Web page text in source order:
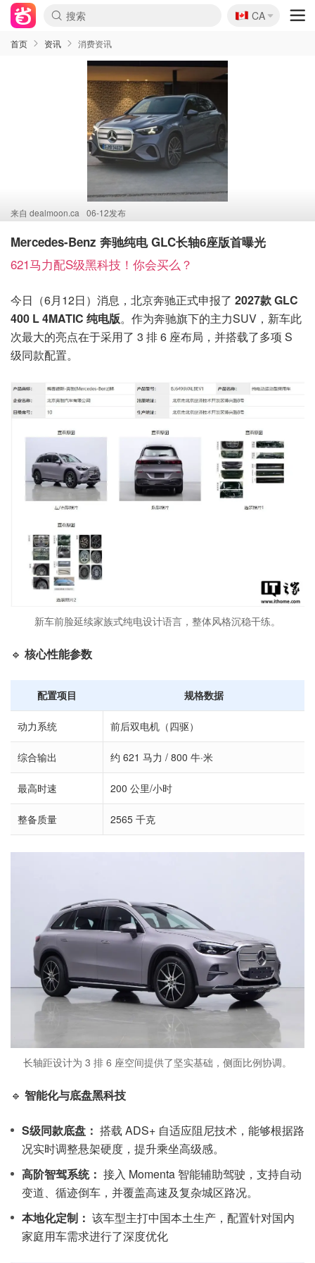
🇨🇦
CA
首页 资讯 消费资讯
来自 dealmoon.ca 06-12发布
Mercedes-Benz 奔驰纯电 GLC长轴6座版首曝光
621马力配S级黑科技！你会买么？
今日（6月12日）消息，北京奔驰正式申报了 2027款 GLC
400 L 4MATIC 纯电版。作为奔驰旗下的主力SUV，新车此
次最大的亮点在于采用了 3 排 6 座布局，并搭载了多项 S
级同款配置。
新车前脸延续家族式纯电设计语言，整体风格沉稳干练。
🔹 核心性能参数
配置项目 规格数据
动力系统 前后双电机（四驱）
综合输出 约 621 马力 / 800 牛·米
最高时速 200 公里/小时
整备质量 2565 千克
长轴距设计为 3 排 6 座空间提供了坚实基础，侧面比例协调。
🔹 智能化与底盘黑科技
S级同款底盘： 搭载 ADS+ 自适应阻尼技术，能够根据路
况实时调整悬架硬度，提升乘坐高级感。
高阶智驾系统： 接入 Momenta 智能辅助驾驶，支持自动
变道、循迹倒车，并覆盖高速及复杂城区路况。
本地化定制： 该车型主打中国本土生产，配置针对国内
家庭用车需求进行了深度优化